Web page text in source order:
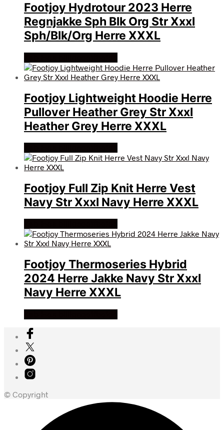
Footjoy Hydrotour 2023 Herre
Regnjakke Sph Blk Org Str Xxxl
Sph/Blk/Org Herre XXXL
Footjoy Lightweight Hoodie Herre
Pullover Heather Grey Str Xxxl
Heather Grey Herre XXXL
Footjoy Full Zip Knit Herre Vest
Navy Str Xxxl Navy Herre XXXL
Footjoy Thermoseries Hybrid
2024 Herre Jakke Navy Str Xxxl
Navy Herre XXXL
© Copyright